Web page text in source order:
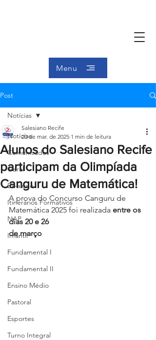
Menu
Post
Notícias
Comunicados
Geral
Ex-aluno
Itinerários Formativos
NAP
Infantil
Fundamental I
Fundamental II
Ensino Médio
Pastoral
Esportes
Turno Integral
Notícias
Alunos do Salesiano Recife
participam da Olimpíada
Canguru de Matemática!
Salesiano Recife
20 de mar. de 2025 1 min de leitura
A prova do Concurso Canguru de
Matemática 2025 foi realizada entre os
dias 20 e 26
de março